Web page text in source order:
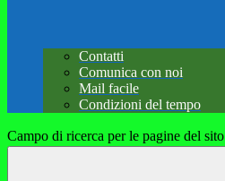
Contatti
Comunica con noi
Mail facile
Condizioni del tempo
Campo di ricerca per le pagine del sito